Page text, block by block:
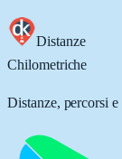
Distanze
Chilometriche
Distanze, percorsi